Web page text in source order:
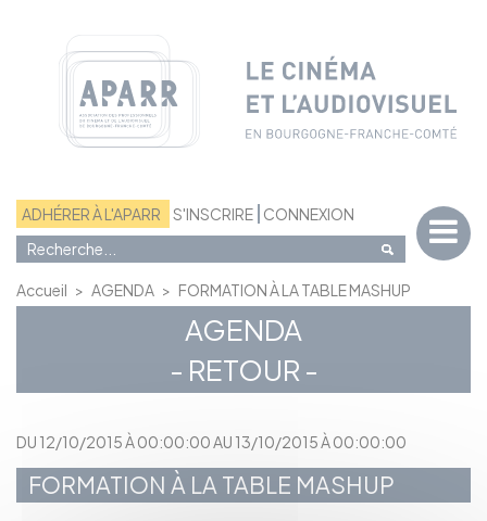
ADHÉRER À L'APARR S'INSCRIRE CONNEXION
Accueil > AGENDA > FORMATION À LA TABLE MASHUP
AGENDA
- RETOUR -
DU 12/10/2015 À 00:00:00 AU 13/10/2015 À 00:00:00
FORMATION À LA TABLE MASHUP